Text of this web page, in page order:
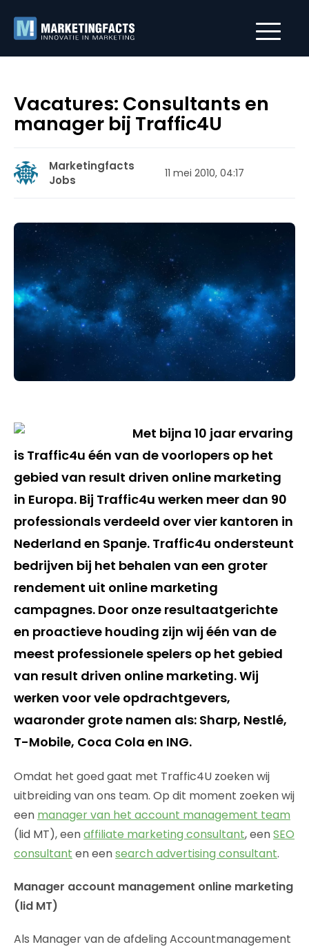
Vacatures: Consultants en
manager bij Traffic4U
Marketingfacts
Jobs
11 mei 2010, 04:17
Met bijna 10 jaar ervaring
is Traffic4u één van de voorlopers op het
gebied van result driven online marketing
in Europa. Bij Traffic4u werken meer dan 90
professionals verdeeld over vier kantoren in
Nederland en Spanje. Traffic4u ondersteunt
bedrijven bij het behalen van een groter
rendement uit online marketing
campagnes. Door onze resultaatgerichte
en proactieve houding zijn wij één van de
meest professionele spelers op het gebied
van result driven online marketing. Wij
werken voor vele opdrachtgevers,
waaronder grote namen als: Sharp, Nestlé,
T-Mobile, Coca Cola en ING.
Omdat het goed gaat met Traffic4U zoeken wij
uitbreiding van ons team. Op dit moment zoeken wij
een manager van het account management team
(lid MT), eenaffiliate marketing consultant, eenSEO
consultant en eensearch advertising consultant.
Manager account management online marketing
(lid MT)
Als Manager van de afdeling Accountmanagement